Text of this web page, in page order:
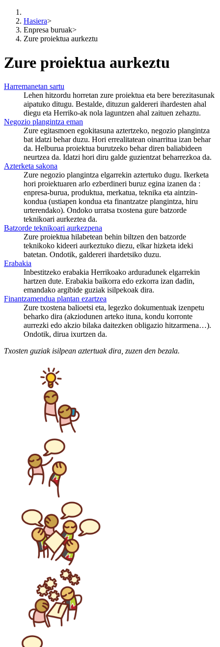
Hasiera>
Enpresa buruak>
Zure proiektua aurkeztu
Zure proiektua aurkeztu
Harremanetan sartu
Lehen hitzordu horretan zure proiektua eta bere berezitasunak
aipatuko ditugu. Bestalde, dituzun galdereri ihardesten ahal
diegu eta Herriko-ak nola laguntzen ahal zaituen zehaztu.
Negozio plangintza eman
Zure egitasmoen egokitasuna aztertzeko, negozio plangintza
bat idatzi behar duzu. Hori errealitatean oinarritua izan behar
da. Helburua proiektua burutzeko behar diren baliabideen
neurtzea da. Idatzi hori diru galde guzientzat beharrezkoa da.
Azterketa sakona
Zure negozio plangintza elgarrekin aztertuko dugu. Ikerketa
hori proiektuaren arlo ezberdineri buruz egina izanen da :
enpresa-burua, produktua, merkatua, teknika eta aintzin-
kondua (ustiapen kondua eta finantzatze plangintza, hiru
urterendako). Ondoko urratsa txostena gure batzorde
teknikoari aurkeztea da.
Batzorde teknikoari aurkezpena
Zure proiektua hilabetean behin biltzen den batzorde
teknikoko kideeri aurkeztuko diezu, elkar hizketa ideki
batetan. Ondotik, galdereri ihardetsiko duzu.
Erabakia
Inbestitzeko erabakia Herrikoako arduradunek elgarrekin
hartzen dute. Erabakia baikorra edo ezkorra izan dadin,
emandako argibide guziak isilpekoak dira.
Finantzamendua plantan ezartzea
Zure txostena balioetsi eta, legezko dokumentuak izenpetu
beharko dira (akziodunen arteko ituna, kondu korronte
aurrezki edo akzio bilaka daitezken obligazio hitzarmena…).
Ondotik, dirua ixurtzen da.
Txosten guziak isilpean aztertuak dira, zuzen den bezala.